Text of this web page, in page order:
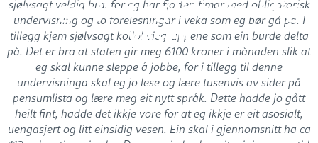
uengasjert og litt einsidig
vesen
sjølvsagt veldig bra, for eg har fjorten timar med obligatorisk
undervisning og to forelesningar i veka som eg bør gå på. I
tillegg kjem sjølvsagt kollokviegruppene som ein burde delta
på. Det er bra at staten gir meg 6100 kroner i månaden slik at
eg skal kunne sleppe å jobbe, for i tillegg til denne
undervisninga skal eg jo lese og lære tusenvis av sider på
pensumlista og lære meg eit nytt språk. Dette hadde jo gått
heilt fint, hadde det ikkje vore for at eg ikkje er eit asosialt,
uengasjert og litt einsidig vesen. Ein skal i gjennomsnitt ha ca